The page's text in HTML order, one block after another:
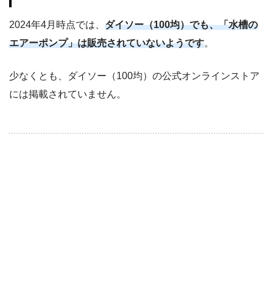
2024年4月時点では、 ダイソー（100均）でも、「水槽の
エアーポンプ」は販売されていないようです。
少なくとも、ダイソー（100均）の公式オンラインストア
には掲載されていません。